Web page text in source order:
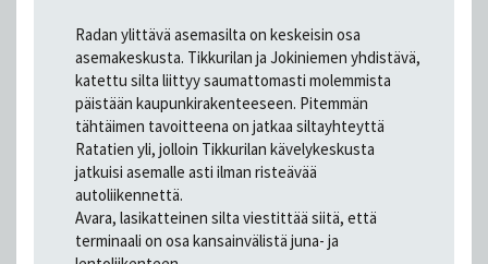
Radan ylittävä asemasilta on keskeisin osa
asemakeskusta. Tikkurilan ja Jokiniemen yhdistävä,
katettu silta liittyy saumattomasti molemmista
päistään kaupunkirakenteeseen. Pitemmän
tähtäimen tavoitteena on jatkaa siltayhteyttä
Ratatien yli, jolloin Tikkurilan kävelykeskusta
jatkuisi asemalle asti ilman risteävää
autoliikennettä.
Avara, lasikatteinen silta viestittää siitä, että
terminaali on osa kansainvälistä juna- ja